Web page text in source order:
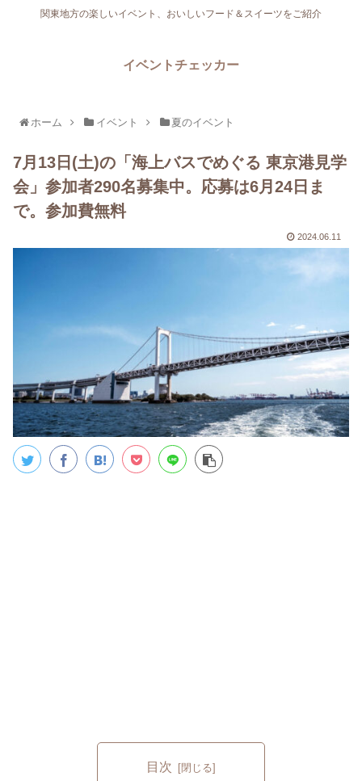
関東地方の楽しいイベント、おいしいフード＆スイーツをご紹介
イベントチェッカー
ホーム イベント 夏のイベント
7月13日(土)の「海上バスでめぐる 東京港見学
会」参加者290名募集中。応募は6月24日ま
で。参加費無料
2024.06.11
目次